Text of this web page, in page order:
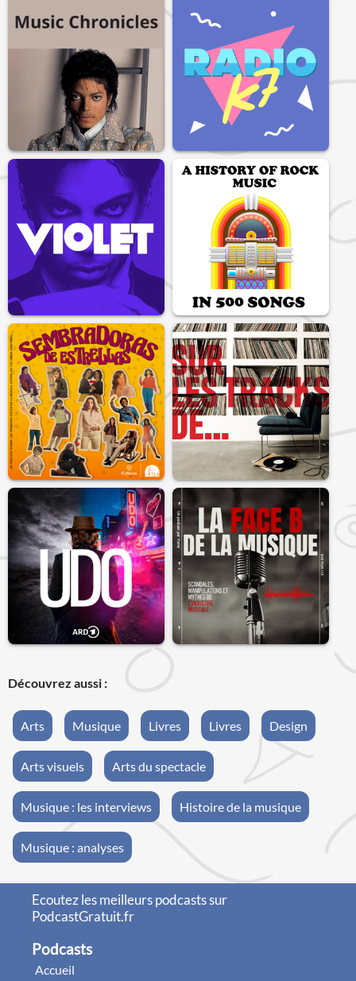
Découvrez aussi :
Arts Musique Livres Livres Design
Arts visuels Arts du spectacle
Musique : les interviews Histoire de la musique
Musique : analyses
Ecoutez les meilleurs podcasts sur
PodcastGratuit.fr
Podcasts
Accueil